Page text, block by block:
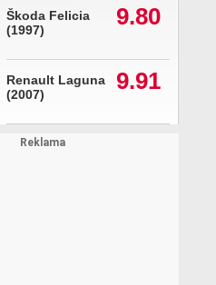
Škoda Felicia
(1997)
9.80
Renault Laguna
(2007)
9.91